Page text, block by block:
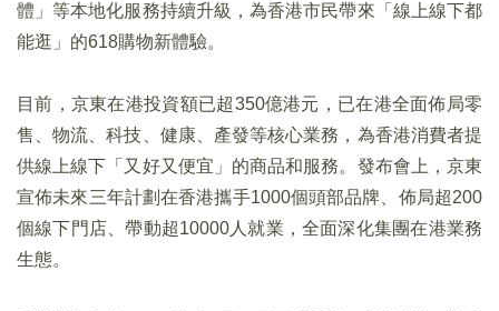
體」等本地化服務持續升級，為香港市民帶來「線上線下都
能逛」的618購物新體驗。
目前，京東在港投資額已超350億港元，已在港全面佈局零
售、物流、科技、健康、產發等核心業務，為香港消費者提
供線上線下「又好又便宜」的商品和服務。發布會上，京東
宣佈未來三年計劃在香港攜手1000個頭部品牌、佈局超200
個線下門店、帶動超10000人就業，全面深化集團在港業務
生態。